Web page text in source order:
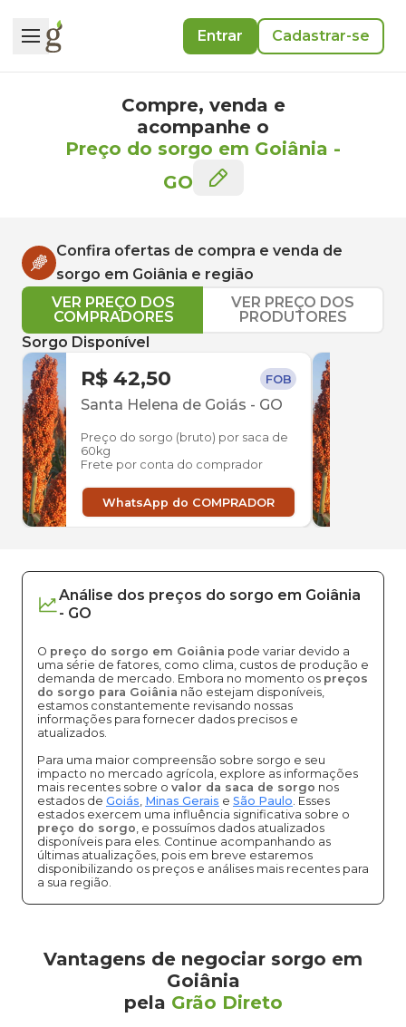
Entrar Cadastrar-se
Compre, venda e
acompanhe o
Preço do sorgo em Goiânia -
GO
Confira ofertas de compra e venda de
sorgo em Goiânia e região
VER PREÇO DOS
COMPRADORES
VER PREÇO DOS
PRODUTORES
Sorgo Disponível
R$ 42,50 FOB
Santa Helena de Goiás - GO
Preço do sorgo (bruto) por saca de
60kg
Frete por conta do comprador
WhatsApp do COMPRADOR
Análise dos preços do sorgo em Goiânia
- GO
O preço do sorgo em Goiânia pode variar devido a
uma série de fatores, como clima, custos de produção e
demanda de mercado. Embora no momento os preços
do sorgo para Goiânia não estejam disponíveis,
estamos constantemente revisando nossas
informações para fornecer dados precisos e
atualizados.
Para uma maior compreensão sobre sorgo e seu
impacto no mercado agrícola, explore as informações
mais recentes sobre o valor da saca de sorgo nos
estados de Goiás, Minas Gerais e São Paulo. Esses
estados exercem uma influência significativa sobre o
preço do sorgo, e possuímos dados atualizados
disponíveis para eles. Continue acompanhando as
últimas atualizações, pois em breve estaremos
disponibilizando os preços e análises mais recentes para
a sua região.
Vantagens de negociar sorgo em
Goiânia
pela Grão Direto